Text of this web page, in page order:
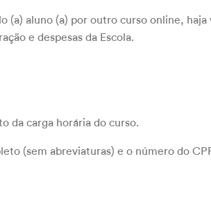
aluno (a) por outro curso online, haja
e despesas da Escola.
da carga horária do curso.
(sem abreviaturas) e o número do